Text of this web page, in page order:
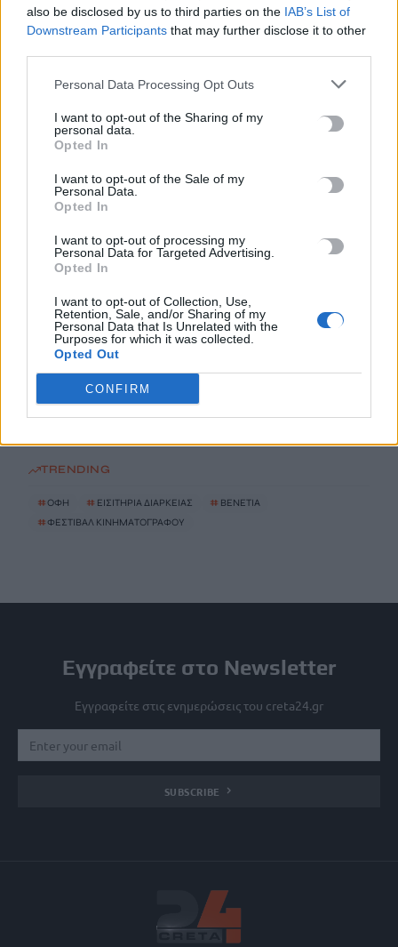
also be disclosed by us to third parties on the IAB’s List of
Downstream Participants that may further disclose it to other
Personal Data Processing Opt Outs
I want to opt-out of the Sharing of my
personal data.
Opted In
I want to opt-out of the Sale of my
Personal Data.
Opted In
I want to opt-out of processing my
Personal Data for Targeted Advertising.
Opted In
I want to opt-out of Collection, Use,
Retention, Sale, and/or Sharing of my
Personal Data that Is Unrelated with the
Purposes for which it was collected.
Opted Out
CONFIRM
την προσφορά του στον κινηματογράφο
10 Αυγούστου, 2026
Πέντε νεκροί σε ρωσική επίθεση στο Χάρκιβ, 12 νεκροί σε
10 Αυγούστου, 2026
Στον Εισαγγελέα πιλότος και ιδιοκτήτης του ελικοπτέρου που
προσγειώθηκε στο Σαρακήνικο της Μήλου
10 Αυγούστου, 2026
Ηράκλειο: Τι είναι και για ποιο λόγο έχουν τοποθετηθεί τα
10 Αυγούστου, 2026
ΑΑΔΕ: Ποιες μεταφορές χρημάτων με IRIS βάζει στο
στόχαστρο και γιατί
10 Αυγούστου, 2026
TRENDING
#ΟΦΗ # ΕΙΣΙΤΗΡΙΑ ΔΙΑΡΚΕΙΑΣ # ΒΕΝΕΤΙΑ
#ΦΕΣΤΙΒΑΛ ΚΙΝΗΜΑΤΟΓΡΑΦΟΥ
Εγγραφείτε στο Newsletter
Εγγραφείτε στις ενημερώσεις του creta24.gr
SUBSCRIBE